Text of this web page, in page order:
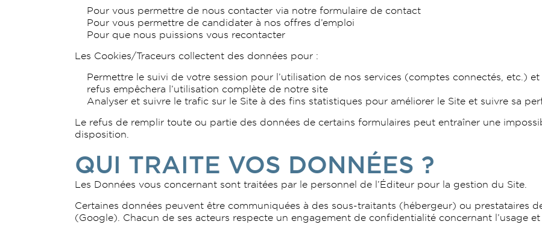
Pour vous permettre de nous contacter via notre formulaire de contact
Pour vous permettre de candidater à nos offres d’emploi
Pour que nous puissions vous recontacter
Les Cookies/Traceurs collectent des données pour :
Permettre le suivi de votre session pour l’utilisation de nos services (comptes connectés, etc.)
refus empêchera l’utilisation complète de notre site
Analyser et suivre le trafic sur le Site à des fins statistiques pour améliorer le Site et suivre sa
Le refus de remplir toute ou partie des données de certains formulaires peut entraîner une
disposition.
QUI TRAITE VOS DONNÉES ?
Les Données vous concernant sont traitées par le personnel de l’Éditeur pour la gestion du Site.
Certaines données peuvent être communiquées à des sous-traitants (hébergeur) ou prestataires
(Google). Chacun de ses acteurs respecte un engagement de confidentialité concernant l’usage